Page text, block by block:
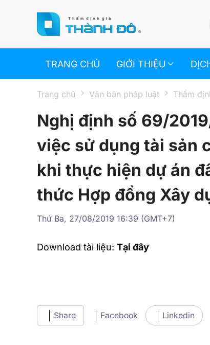
Skip to main content
TRANG CHỦ GIỚI THIỆU
Trang chủ Văn bản pháp luật Thẩm
Nghị định số 69/
việc sử dụng tài sản
khi thực hiện dự án
thức Hợp đồng Xây
Thứ Ba, 27/08/2019 16:39 (GMT+7)
Download tài liệu: Tại đây
Share Facebook Linkedin